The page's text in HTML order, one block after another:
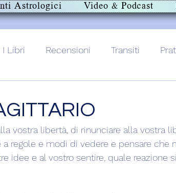
Astrologici Video & Podcast
I Libri Recensioni Transiti
vostra libertà, di rinunciare alla vostra
regole e modi di vedere e pensare che
idee e al vostro sentire, quale reazione si